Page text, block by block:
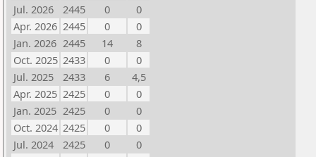
Jul. 2026
2445 0
0
Apr. 2026 2445 0
0
Jan. 2026 2445 14
8
Oct. 2025 2433 0
0
Jul. 2025
2433 6
4,5
Apr. 2025 2425 0
0
Jan. 2025 2425 0
0
Oct. 2024 2425 0
0
Jul. 2024
2425 0
0